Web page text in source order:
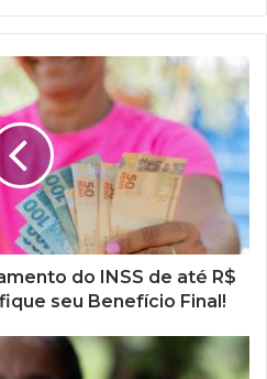
do INSS de até R$
seu Benefício Final!